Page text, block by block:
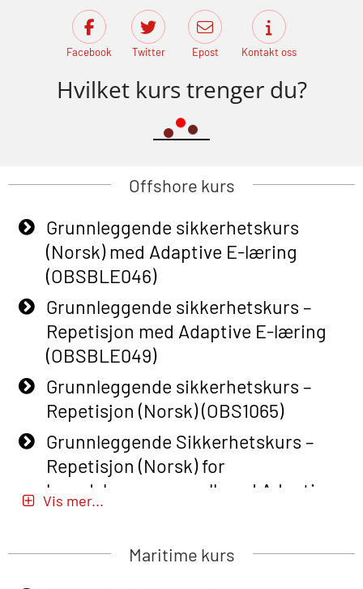
Facebook Twitter Epost Kontakt oss
Hvilket kurs trenger du?
Offshore kurs
Grunnleggende sikkerhetskurs
(Norsk) med Adaptive E-læring
(OBSBLE046)
Grunnleggende sikkerhetskurs –
Repetisjon med Adaptive E-læring
(OBSBLE049)
Grunnleggende sikkerhetskurs –
Repetisjon (Norsk) (OBS1065)
Grunnleggende Sikkerhetskurs –
Repetisjon (Norsk) for
beredskapspersonell med Adaptive
E-læring (OBSBLE051)
Basic Safety Training (English) – with
Adaptive E-learning (OBSBLE047)
Vis mer...
Maritime kurs